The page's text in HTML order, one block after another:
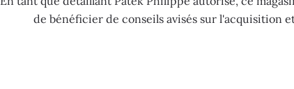
de bénéficier de conseils avisés sur l'acquisition